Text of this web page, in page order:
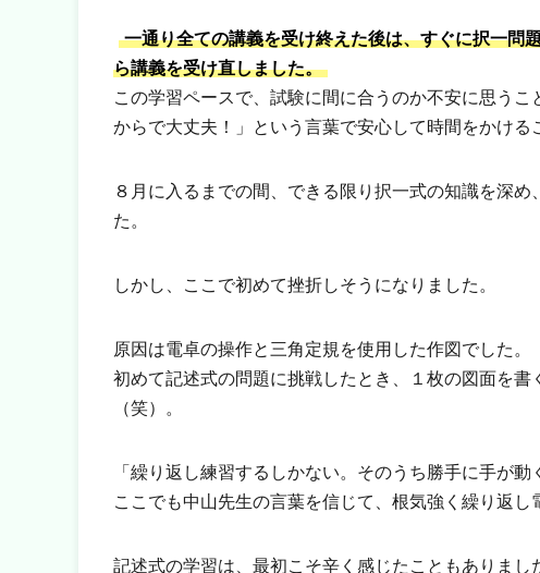
一通り全ての講義を受け終えた後は、すぐに択一問
ら講義を受け直しました。
この学習ペースで、試験に間に合うのか不安に思う
からで大丈夫！」という言葉で安心して時間をかける
８月に入るまでの間、できる限り択一式の知識を深
た。
しかし、ここで初めて挫折しそうになりました。
原因は電卓の操作と三角定規を使用した作図でした。
初めて記述式の問題に挑戦したとき、１枚の図面を
（笑）。
「繰り返し練習するしかない。そのうち勝手に手が動
ここでも中山先生の言葉を信じて、根気強く繰り返し
記述式の学習は、最初こそ辛く感じたこともありま